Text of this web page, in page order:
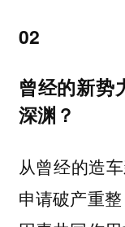
02
曾经的新势
深渊？
从曾经的造
申请破产重